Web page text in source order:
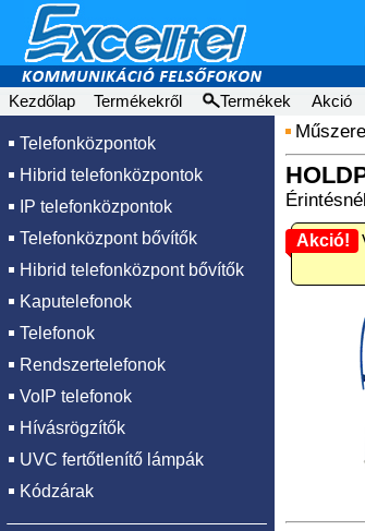
Kezdőlap Termékekről Termékek Akció
Telefonközpontok
Hibrid telefonközpontok
IP telefonközpontok
Telefonközpont bővítők
Hibrid telefonközpont bővítők
Kaputelefonok
Telefonok
Rendszertelefonok
VoIP telefonok
Hívásrögzítők
UVC fertőtlenítő lámpák
Kódzárak
Akció!
Akció!